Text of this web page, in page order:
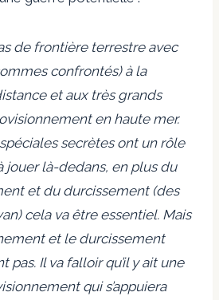
de frontière terrestre avec
confrontés) à la
et aux très grands
en haute mer.
secrètes ont un rôle
jouer là-dedans, en plus du
et du durcissement (des
cela va être essentiel. Mais
et le durcissement
pas. Il va falloir qu’il y ait une
qui s’appuiera